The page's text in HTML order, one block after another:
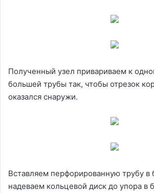
Полученный узел привариваем к
большей трубы так, чтобы отрезок
оказался снаружи.
Вставляем перфорированную трубу в
надеваем кольцевой диск до упора в